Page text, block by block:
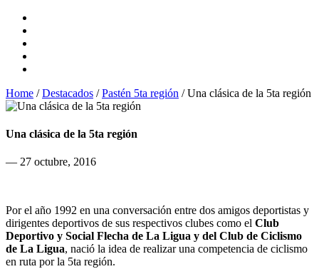
Home /Destacados /Pastén 5ta región /Una clásica de la 5ta región
Una clásica de la 5ta región
— 27 octubre, 2016
Por el año 1992 en una conversación entre dos amigos deportistas y
dirigentes deportivos de sus respectivos clubes como el Club
Deportivo y Social Flecha de La Ligua y del Club de Ciclismo
de La Ligua, nació la idea de realizar una competencia de ciclismo
en ruta por la 5ta región.